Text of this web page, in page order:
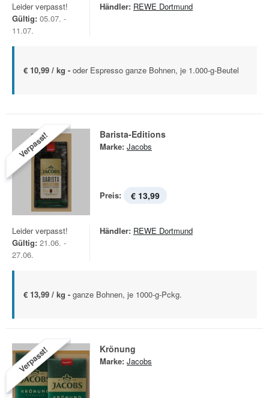
Leider verpasst!
Gültig: 05.07. -
11.07.
Händler: REWE Dortmund
€ 10,99 / kg - oder Espresso ganze Bohnen, je 1.000-g-Beutel
Verpasst! Barista-Editions
Marke: Jacobs
Preis: € 13,99
Leider verpasst!
Gültig: 21.06. -
27.06.
Händler: REWE Dortmund
€ 13,99 / kg - ganze Bohnen, je 1000-g-Pckg.
Verpasst! Krönung
Marke: Jacobs